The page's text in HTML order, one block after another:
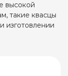
высокой
такие квасцы
изготовлении